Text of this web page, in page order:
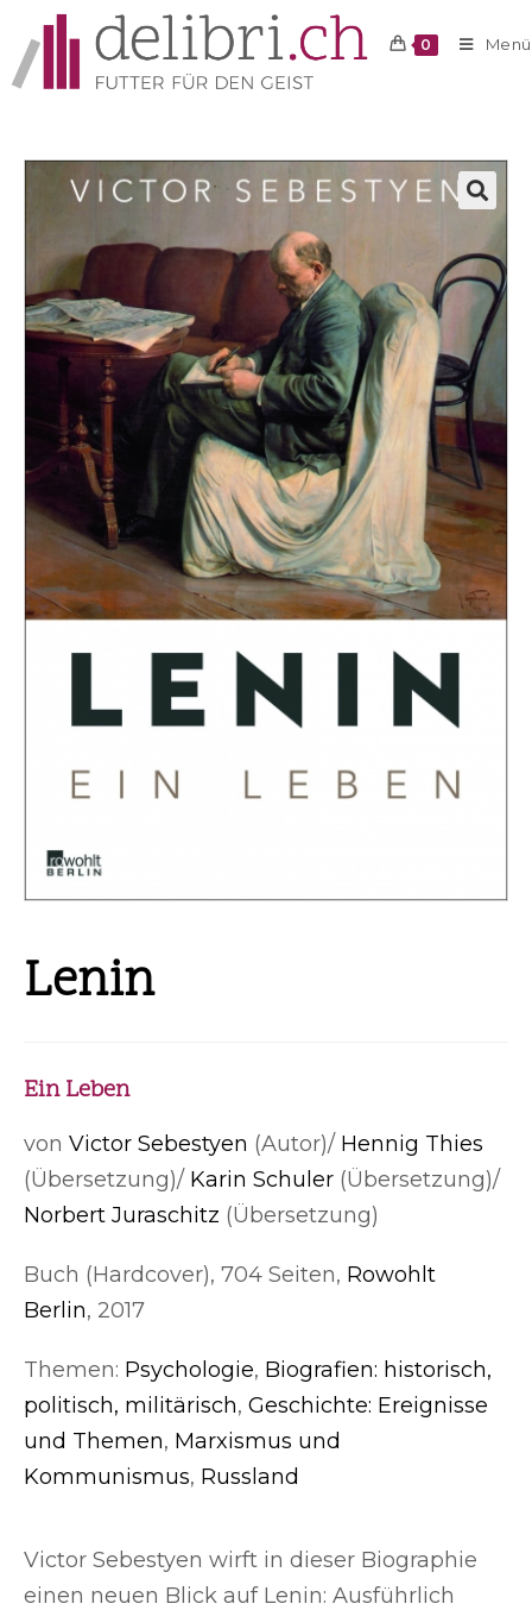
0 Menü
Lenin
Ein Leben
von Victor Sebestyen (Autor)/ Hennig Thies
(Übersetzung)/ Karin Schuler (Übersetzung)/
Norbert Juraschitz (Übersetzung)
Buch (Hardcover), 704 Seiten, Rowohlt
Berlin, 2017
Themen: Psychologie, Biografien: historisch,
politisch, militärisch, Geschichte: Ereignisse
und Themen, Marxismus und
Kommunismus, Russland
Victor Sebestyen wirft in dieser Biographie
einen neuen Blick auf Lenin: Ausführlich